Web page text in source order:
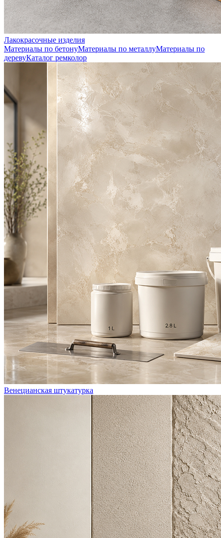
Лакокрасочные изделия
Материалы по бетонуМатериалы по металлуМатериалы по
деревуКаталог ремколор
Венецианская штукатурка